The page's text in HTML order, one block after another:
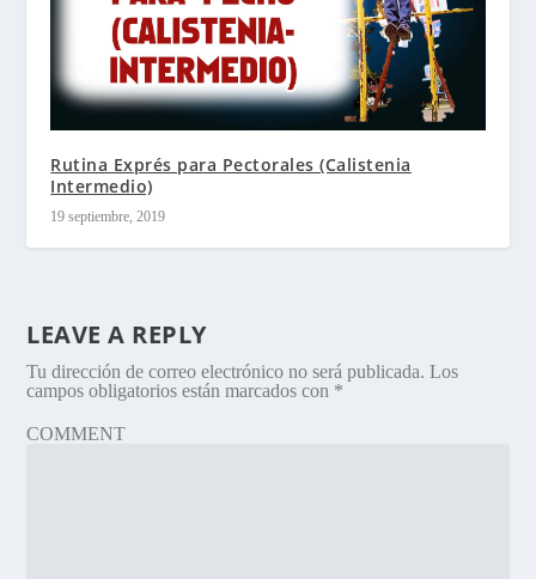
Rutina Exprés para Pectorales (Calistenia
Intermedio)
19 septiembre, 2019
LEAVE A REPLY
Tu dirección de correo electrónico no será publicada. Los
campos obligatorios están marcados con *
COMMENT